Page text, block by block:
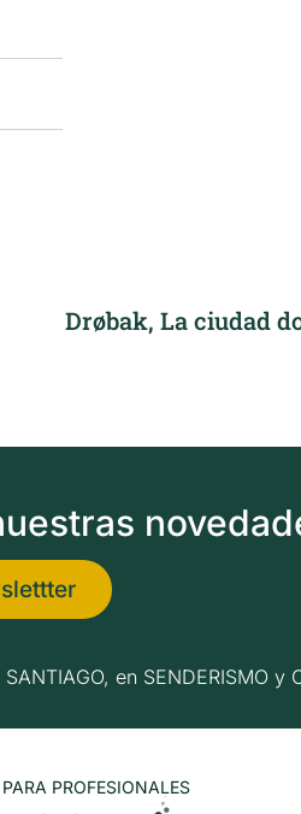
Drøbak, La ciudad
en SENDERISMO y
PARA PROFESIONALES